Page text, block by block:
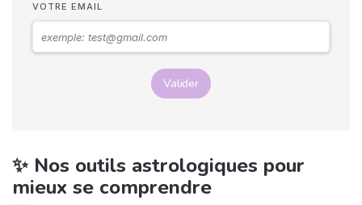
VOTRE EMAIL
Valider
✨ Nos outils astrologiques pour
mieux se comprendre